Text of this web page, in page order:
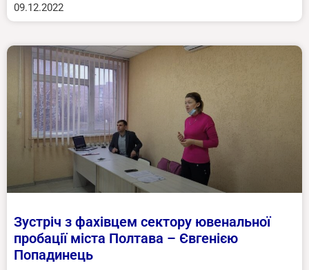
09.12.2022
Зустріч з фахівцем сектору ювенальної
пробації міста Полтава – Євгенією
Попадинець